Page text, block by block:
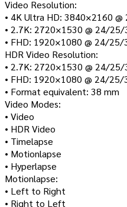
Video Resolution:
• 4K Ultra HD: 3840×2160
• 2.7K: 2720×1530 @ 24/
• FHD: 1920×1080 @ 24/
HDR Video Resolution:
• 2.7K: 2720×1530 @ 24/
• FHD: 1920×1080 @ 24/25/
• Format equivalent: 38 mm
Video Modes:
• Video
• HDR Video
• Timelapse
• Motionlapse
• Hyperlapse
Motionlapse:
• Left to Right
• Right to Left